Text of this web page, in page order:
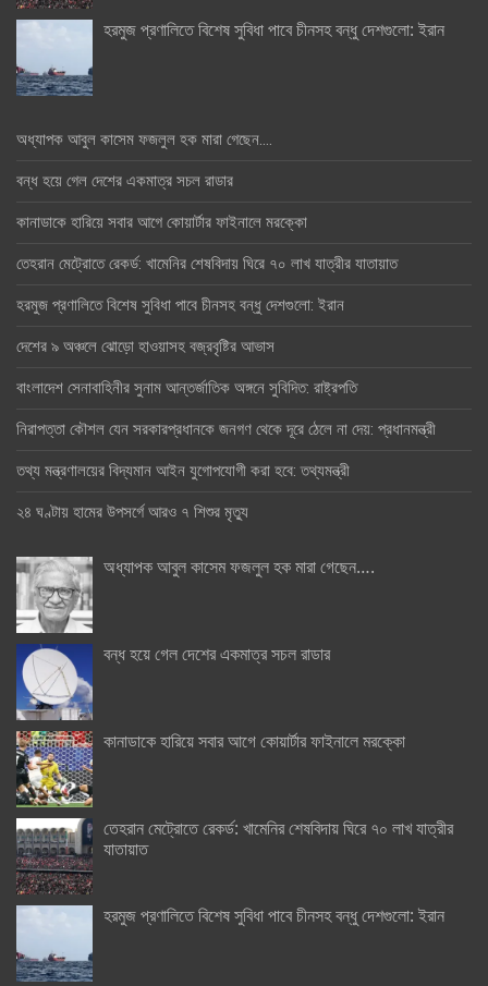
হরমুজ প্রণালিতে বিশেষ সুবিধা পাবে চীনসহ বন্ধু দেশগুলো: ইরান
অধ্যাপক আবুল কাসেম ফজলুল হক মারা গেছেন….
বন্ধ হয়ে গেল দেশের একমাত্র সচল রাডার
কানাডাকে হারিয়ে সবার আগে কোয়ার্টার ফাইনালে মরক্কো
তেহরান মেট্রোতে রেকর্ড: খামেনির শেষবিদায় ঘিরে ৭০ লাখ যাত্রীর যাতায়াত
হরমুজ প্রণালিতে বিশেষ সুবিধা পাবে চীনসহ বন্ধু দেশগুলো: ইরান
দেশের ৯ অঞ্চলে ঝোড়ো হাওয়াসহ বজ্রবৃষ্টির আভাস
বাংলাদেশ সেনাবাহিনীর সুনাম আন্তর্জাতিক অঙ্গনে সুবিদিত: রাষ্ট্রপতি
নিরাপত্তা কৌশল যেন সরকারপ্রধানকে জনগণ থেকে দূরে ঠেলে না দেয়: প্রধানমন্ত্রী
তথ্য মন্ত্রণালয়ের বিদ্যমান আইন যুগোপযোগী করা হবে: তথ্যমন্ত্রী
২৪ ঘণ্টায় হামের উপসর্গে আরও ৭ শিশুর মৃত্যু
অধ্যাপক আবুল কাসেম ফজলুল হক মারা গেছেন….
বন্ধ হয়ে গেল দেশের একমাত্র সচল রাডার
কানাডাকে হারিয়ে সবার আগে কোয়ার্টার ফাইনালে মরক্কো
তেহরান মেট্রোতে রেকর্ড: খামেনির শেষবিদায় ঘিরে ৭০ লাখ যাত্রীর
যাতায়াত
হরমুজ প্রণালিতে বিশেষ সুবিধা পাবে চীনসহ বন্ধু দেশগুলো: ইরান